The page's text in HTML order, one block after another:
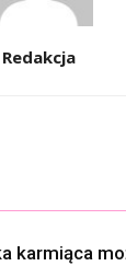
Redakcja
karmiąca